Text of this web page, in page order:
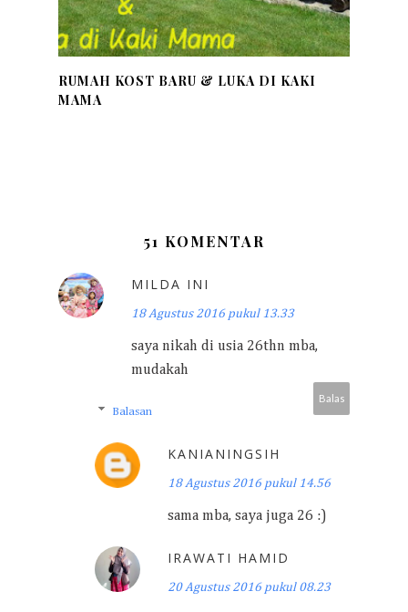
RUMAH KOST BARU & LUKA DI KAKI
MAMA
51 KOMENTAR
MILDA INI
18 Agustus 2016 pukul 13.33
saya nikah di usia 26thn mba,
mudakah
Balas
Balasan
KANIANINGSIH
18 Agustus 2016 pukul 14.56
sama mba, saya juga 26 :)
IRAWATI HAMID
20 Agustus 2016 pukul 08.23